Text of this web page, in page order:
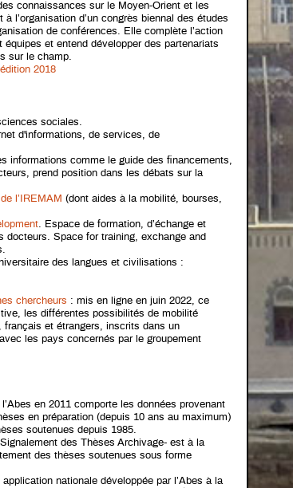
connaissances sur le Moyen-Orient et les
l’organisation d’un congrès biennal des études
de conférences. Elle complète l’action
et entend développer des partenariats
sur le champ.
édition 2018
sociales.
d'informations, de services, de
informations comme le guide des financements,
prend position dans les débats sur la
l’IREMAM (dont aides à la mobilité, bourses,
. Espace de formation, d’échange et
docteurs. Space for training, exchange and
des langues et civilisations :
chercheurs : mis en ligne en juin 2022, ce
les différentes possibilités de mobilité
et étrangers, inscrits dans un
les pays concernés par le groupement
en 2011 comporte les données provenant
en préparation (depuis 10 ans au maximum)
soutenues depuis 1985.
des Thèses Archivage- est à la
des thèses soutenues sous forme
nationale développée par l’Abes à la